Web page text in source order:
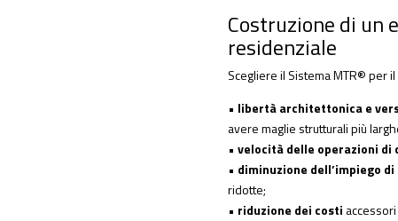
Costruzione di un
residenziale
Scegliere il Sistema MTR® per
• libertà architettonica e
avere maglie strutturali più
• velocità delle operazioni di
• diminuzione dell’impiego
ridotte;
• riduzione dei costi